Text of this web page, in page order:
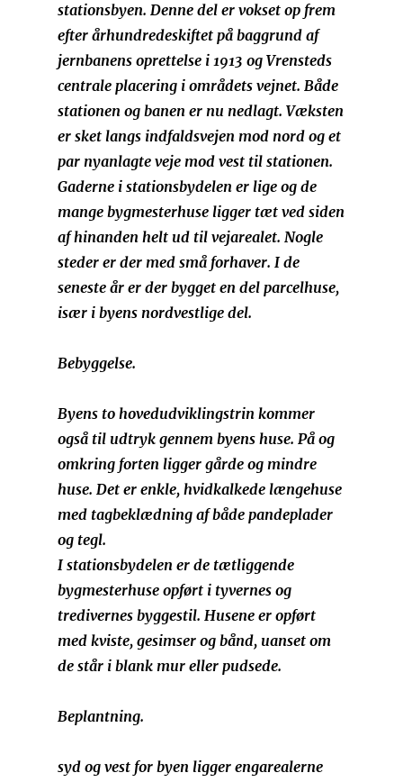
stationsbyen. Denne del er vokset op frem
efter århundredeskiftet på baggrund af
jernbanens oprettelse i 1913 og Vrensteds
centrale placering i områdets vejnet. Både
stationen og banen er nu nedlagt. Væksten
er sket langs indfaldsvejen mod nord og et
par nyanlagte veje mod vest til stationen.
Gaderne i stationsbydelen er lige og de
mange bygmesterhuse ligger tæt ved siden
af hinanden helt ud til vejarealet. Nogle
steder er der med små forhaver. I de
seneste år er der bygget en del parcelhuse,
især i byens nordvestlige del.
Bebyggelse.
Byens to hovedudviklingstrin kommer
også til udtryk gennem byens huse. På og
omkring forten ligger gårde og mindre
huse. Det er enkle, hvidkalkede længehuse
med tagbeklædning af både pandeplader
og tegl.
I stationsbydelen er de tætliggende
bygmesterhuse opført i tyvernes og
tredivernes byggestil. Husene er opført
med kviste, gesimser og bånd, uanset om
de står i blank mur eller pudsede.
Beplantning.
syd og vest for byen ligger engarealerne